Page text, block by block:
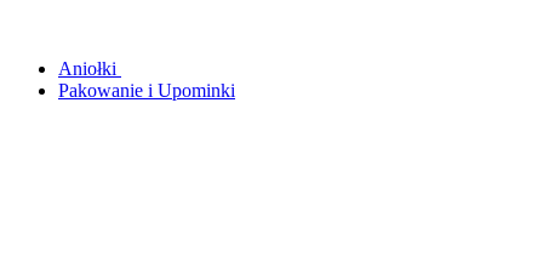
Aniołki
Pakowanie i Upominki